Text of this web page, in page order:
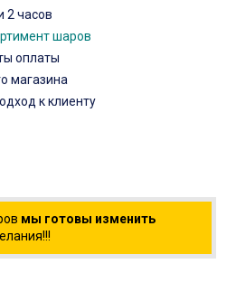
2 часов
шаров
оплаты
магазина
к клиенту
мы готовы изменить